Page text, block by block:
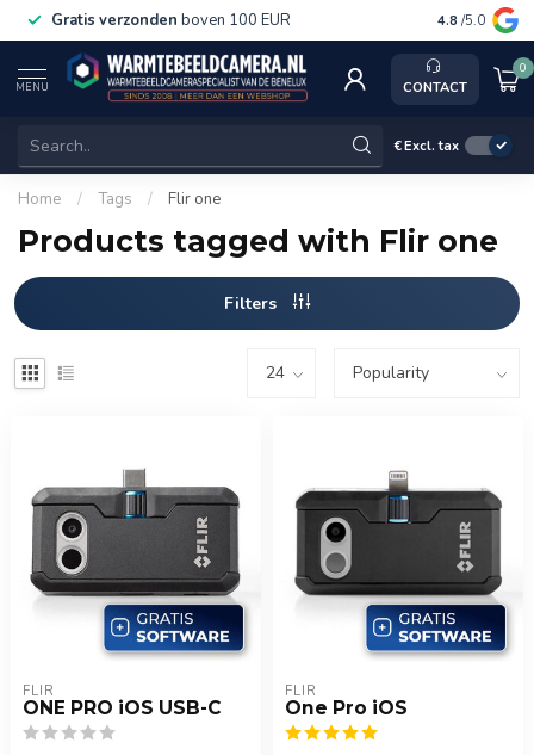
Gratis verzonden boven 100 EUR Service,
4.8 /5.0
MENU CONTACT
0
€Excl. tax
Home / Tags / Flir one
Products tagged with Flir one
Filters
FLIR
ONE PRO iOS USB-C
FLIR
One Pro iOS